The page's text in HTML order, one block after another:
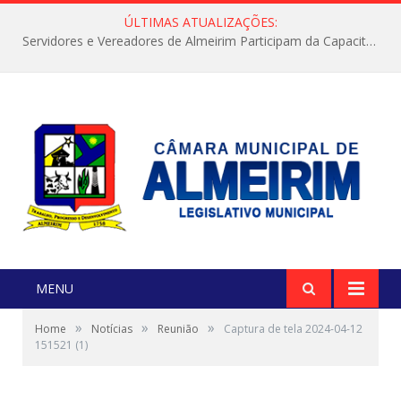
ÚLTIMAS ATUALIZAÇÕES:
Servidores e Vereadores de Almeirim Participam da Capacitação “Orientar é a Nossa Missão”
MENU
Home » Notícias » Reunião »
Captura de tela 2024-04-12
151521 (1)